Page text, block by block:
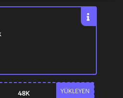
YÜKLEYEN
48K